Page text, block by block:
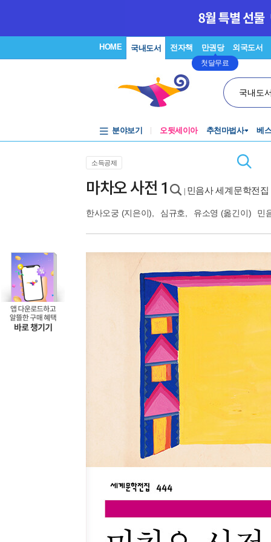
HOME 국내도서 전자책 만권당
첫달무료
외국도서
국내도
분야보기 오뒷세이아 추천마법사 베
소득공제
마차오 사전 1 민음사 세계문학전집
한사오궁 (지은이), 심규호 유소영 (옮긴이) 민